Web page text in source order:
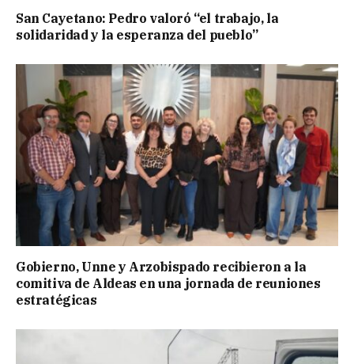
San Cayetano: Pedro valoró “el trabajo, la
solidaridad y la esperanza del pueblo”
Gobierno, Unne y Arzobispado recibieron a la
comitiva de Aldeas en una jornada de reuniones
estratégicas